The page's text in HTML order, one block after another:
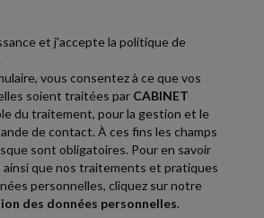
et j'accepte la politique de
vous consentez à ce que vos
soient traitées par CABINET
du traitement, pour la gestion et le
de contact. À ces fins les champs
sont obligatoires. Pour en savoir
ainsi que nos traitements et pratiques
personnelles, cliquez sur notre
des données personnelles.